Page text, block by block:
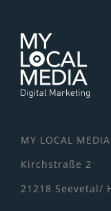
MY LOCAL
Kirchstraße 2
21218 Seevetal/